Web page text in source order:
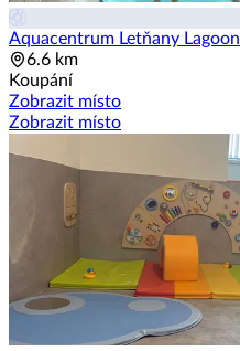
Aquacentrum Letňany Lagoon
6.6 km
Koupání
Zobrazit místo
Zobrazit místo